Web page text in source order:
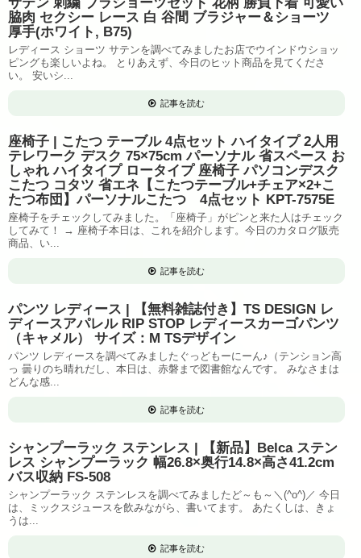
脇肉 セクシー レース 白 谷間 ブラジャー＆ショーツ
厚手(ホワイト, B75)
レディース ショーツ サテンを調べてみましたお店でウインドウショッ
ピングも楽しいよね。 とりあえず、今日のヒット商品を見てくださ
い。 安いシ...
記事を読む
座椅子 | こたつ テーブル 4点セット ハイタイプ 2人用
テレワーク デスク 75×75cm パーソナル 省スペース お
しゃれ ハイタイプ ロータイプ 座椅子 パソコンデスク
こたつ コタツ 省エネ【こたつテーブル+チェア×2+こ
たつ布団】パーソナルこたつ 4点セット KPT-7575E
座椅子をチェックしてみました。「座椅子」がピンと来た人はチェック
してみて！ → 座椅子本日は、これを紹介します。今日のカタログ販売
商品、い...
記事を読む
パンツ レディース | 【無料雑誌付き】TS DESIGN レ
ディースアパレル RIP STOP レディースカーゴパンツ
（キャメル） サイズ：M TSデザイン
パンツ レディースを調べてみましたぐっどもーにーん♪（テンション高
っ 曇りのち晴れだし、本日は、赤磐まで図書館なんです。 みなさまは
どんな感...
記事を読む
シャンプーラック ステンレス | 【新品】Belca ステン
レス シャンプーラック 幅26.8×奥行14.8×高さ41.2cm
バス収納 FS-508
シャンプーラック ステンレスを調べてみましたど～も～＼(^o^)／ 今日
は、ミックスジュースを飲みながら、書いてます。 あたくしは、きょ
うは...
記事を読む